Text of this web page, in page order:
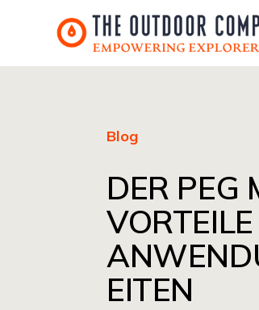
Blog
DER PEG
EITEN